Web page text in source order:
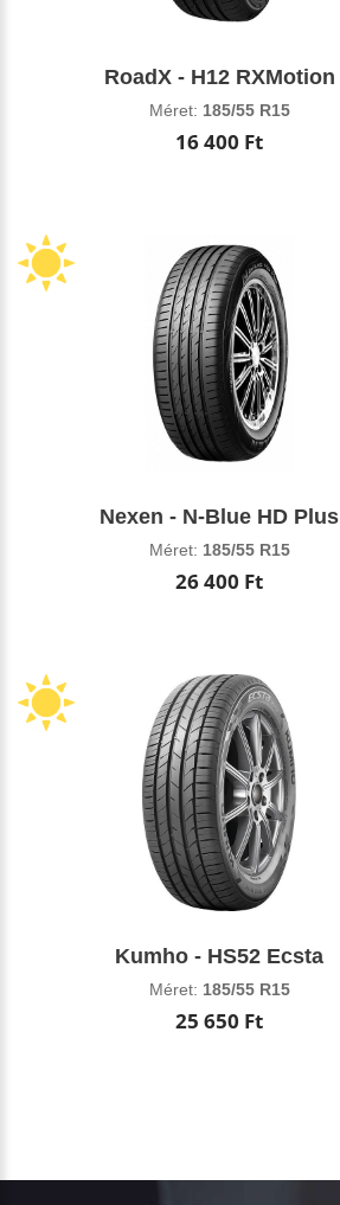
RoadX - H12 RXMotion
Méret: 185/55 R15
16 400 Ft
Nexen - N-Blue HD Plus
Méret: 185/55 R15
26 400 Ft
Kumho - HS52 Ecsta
Méret: 185/55 R15
25 650 Ft